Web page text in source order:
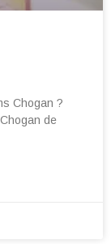
Chogan ?
de